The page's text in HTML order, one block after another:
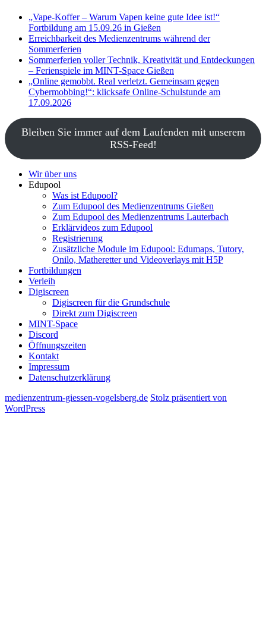
„Vape-Koffer – Warum Vapen keine gute Idee ist!“
Fortbildung am 15.09.26 in Gießen
Erreichbarkeit des Medienzentrums während der
Sommerferien
Sommerferien voller Technik, Kreativität und Entdeckungen
– Ferienspiele im MINT-Space Gießen
„Online gemobbt. Real verletzt. Gemeinsam gegen
Cybermobbing!“: klicksafe Online-Schulstunde am
17.09.2026
Bleiben Sie immer auf dem Laufenden mit unserem
RSS-Feed!
Wir über uns
Edupool
Was ist Edupool?
Zum Edupool des Medienzentrums Gießen
Zum Edupool des Medienzentrums Lauterbach
Erklärvideos zum Edupool
Registrierung
Zusätzliche Module im Edupool: Edumaps, Tutory,
Onilo, Matheretter und Videoverlays mit H5P
Fortbildungen
Verleih
Digiscreen
Digiscreen für die Grundschule
Direkt zum Digiscreen
MINT-Space
Discord
Öffnungszeiten
Kontakt
Impressum
Datenschutzerklärung
medienzentrum-giessen-vogelsberg.de Stolz präsentiert von
WordPress